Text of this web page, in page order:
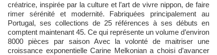
créatrice, inspirée par la culture et l’art de vivre nippon, de faire
rimer sérénité et modernité. Fabriquées principalement au
Portugal, ses collections de 25 références à ses débuts en
comptent maintenant 45. Ce qui représente un volume d’environ
8000 pièces par saison Avec la volonté de maitriser une
croissance exponentielle Carine Melkonian a choisi d’avancer